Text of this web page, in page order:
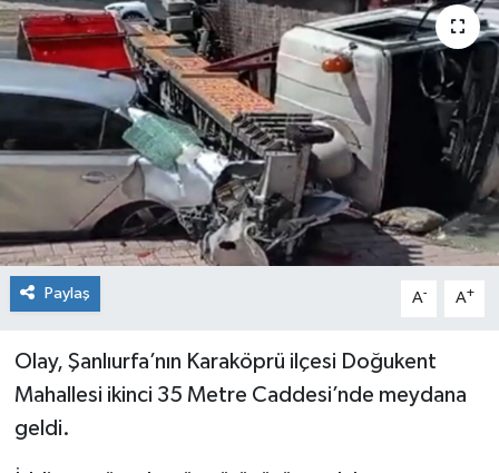
Paylaş A- A+
Olay, Şanlıurfa’nın Karaköprü ilçesi Doğukent
Mahallesi ikinci 35 Metre Caddesi’nde meydana
geldi.